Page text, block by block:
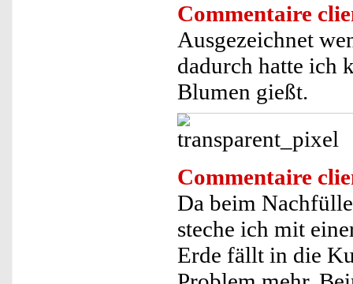
Commentaire
Ausgezeichnet
dadurch hatte ich
Blumen gießt.
Commentaire
Da beim
steche ich mit
Erde fällt in die